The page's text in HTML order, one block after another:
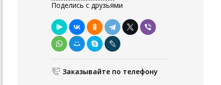
Поделись с друзьями
Заказывайте по телефону